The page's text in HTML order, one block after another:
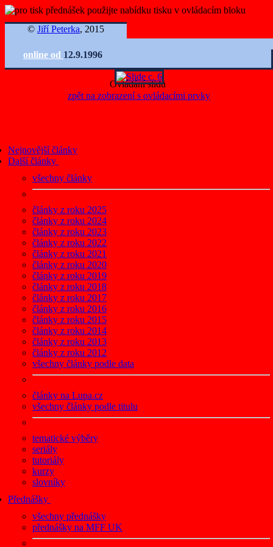
© Jiří Peterka, 2015
online od 12.9.1996
Ovládání slidů
Nejnovější články
Další články
všechny články
články z roku 2025
články z roku 2024
články z roku 2023
články z roku 2022
články z roku 2021
články z roku 2020
články z roku 2019
články z roku 2018
články z roku 2017
články z roku 2016
články z roku 2015
články z roku 2014
články z roku 2013
články z roku 2012
všechny články podle data
články na Lupa.cz
všechny články podle titulu
tematické výběry
seriály
tutoriály
kurzy
slovníky
Přednášky
všechny přednášky
přednášky na MFF UK
zpět na zobrazení s ovládacími prvky